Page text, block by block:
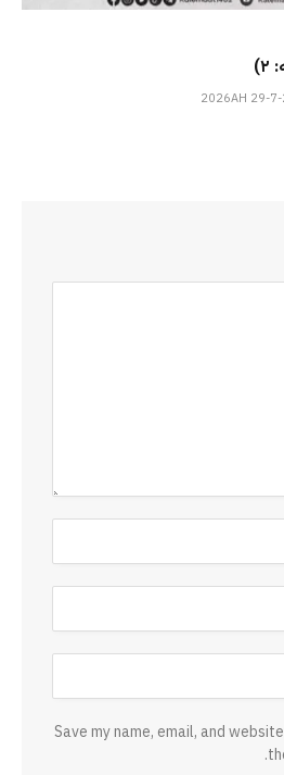
Save my name, email, and